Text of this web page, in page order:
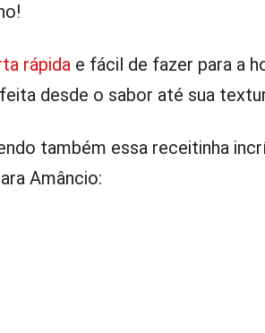
rápida e fácil de fazer para a
desde o sabor até sua
também essa receitinha
Amâncio: